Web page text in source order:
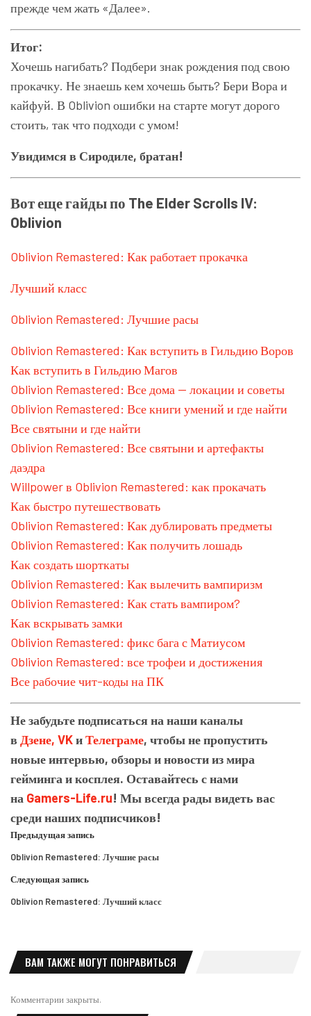
прежде чем жать «Далее».
Итог:
Хочешь нагибать? Подбери знак рождения под свою
прокачку. Не знаешь кем хочешь быть? Бери Вора и
кайфуй. В Oblivion ошибки на старте могут дорого
стоить, так что подходи с умом!
Увидимся в Сиродиле, братан!
Вот еще гайды по The Elder Scrolls IV:
Oblivion
Oblivion Remastered: Как работает прокачка
Лучший класс
Oblivion Remastered: Лучшие расы
Oblivion Remastered: Как вступить в Гильдию Воров
Как вступить в Гильдию Магов
Oblivion Remastered: Все дома — локации и советы
Oblivion Remastered: Все книги умений и где найти
Все святыни и где найти
Oblivion Remastered: Все святыни и артефакты
даэдра
Willpower в Oblivion Remastered: как прокачать
Как быстро путешествовать
Oblivion Remastered: Как дублировать предметы
Oblivion Remastered: Как получить лошадь
Как создать шорткаты
Oblivion Remastered: Как вылечить вампиризм
Oblivion Remastered: Как стать вампиром?
Как вскрывать замки
Oblivion Remastered: фикс бага с Матиусом
Oblivion Remastered: все трофеи и достижения
Все рабочие чит-коды на ПК
Не забудьте подписаться на наши каналы
в Дзене, VKиТелеграме, чтобы не пропустить
новые интервью, обзоры и новости из мира
гейминга и косплея. Оставайтесь с нами
на Gamers-Life.ru! Мы всегда рады видеть вас
среди наших подписчиков!
Предыдущая запись
Oblivion Remastered: Лучшие расы
Следующая запись
Oblivion Remastered: Лучший класс
ВАМ ТАКЖЕ МОГУТ ПОНРАВИТЬСЯ
Комментарии закрыты.